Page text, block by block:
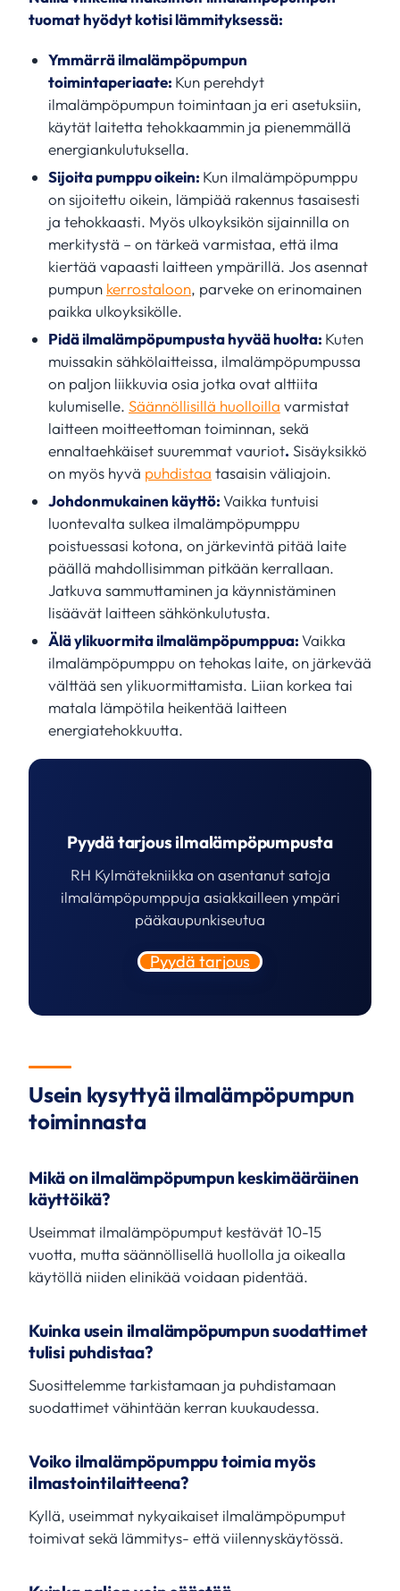
tuomat hyödyt kotisi lämmityksessä:
Ymmärrä ilmalämpöpumpun
toimintaperiaate: Kun perehdyt
ilmalämpöpumpun toimintaan ja eri asetuksiin,
käytät laitetta tehokkaammin ja pienemmällä
energiankulutuksella.
Sijoita pumppu oikein: Kun ilmalämpöpumppu
on sijoitettu oikein, lämpiää rakennus tasaisesti
ja tehokkaasti. Myös ulkoyksikön sijainnilla on
merkitystä – on tärkeä varmistaa, että ilma
kiertää vapaasti laitteen ympärillä. Jos asennat
pumpun kerrostaloon, parveke on erinomainen
paikka ulkoyksikölle.
Pidä ilmalämpöpumpusta hyvää huolta: Kuten
muissakin sähkölaitteissa, ilmalämpöpumpussa
on paljon liikkuvia osia jotka ovat alttiita
kulumiselle. Säännöllisillä huolloilla varmistat
laitteen moitteettoman toiminnan, sekä
ennaltaehkäiset suuremmat vauriot. Sisäyksikkö
on myös hyvä puhdistaa tasaisin väliajoin.
Johdonmukainen käyttö:Vaikka tuntuisi
luontevalta sulkea ilmalämpöpumppu
poistuessasi kotona, on järkevintä pitää laite
päällä mahdollisimman pitkään kerrallaan.
Jatkuva sammuttaminen ja käynnistäminen
lisäävät laitteen sähkönkulutusta.
Älä ylikuormita ilmalämpöpumppua:Vaikka
ilmalämpöpumppu on tehokas laite, on järkevää
välttää sen ylikuormittamista. Liian korkea tai
matala lämpötila heikentää laitteen
energiatehokkuutta.
Pyydä tarjous ilmalämpöpumpusta
RH Kylmätekniikka on asentanut satoja
ilmalämpöpumppuja asiakkailleen ympäri
pääkaupunkiseutua
Pyydä tarjous
Usein kysyttyä ilmalämpöpumpun
toiminnasta
Mikä on ilmalämpöpumpun keskimääräinen
käyttöikä?
Useimmat ilmalämpöpumput kestävät 10-15
vuotta, mutta säännöllisellä huollolla ja oikealla
käytöllä niiden elinikää voidaan pidentää.
Kuinka usein ilmalämpöpumpun suodattimet
tulisi puhdistaa?
Suosittelemme tarkistamaan ja puhdistamaan
suodattimet vähintään kerran kuukaudessa.
Voiko ilmalämpöpumppu toimia myös
ilmastointilaitteena?
Kyllä, useimmat nykyaikaiset ilmalämpöpumput
toimivat sekä lämmitys- että viilennyskäytössä.